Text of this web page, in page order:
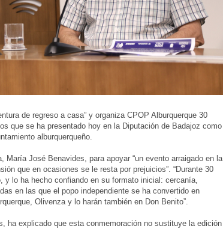
de regreso a casa” y organiza CPOP Alburquerque 30
que se ha presentado hoy en la Diputación de Badajoz como
alburquerqueño.
María José Benavides, para apoyar “un evento arraigado en la
que en ocasiones se le resta por prejuicios”. “Durante 30
y lo ha hecho confiando en su formato inicial: cercanía,
en las que el popo independiente se ha convertido en
Olivenza y lo harán también en Don Benito”.
ha explicado que esta conmemoración no sustituye la edición